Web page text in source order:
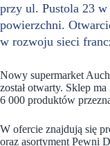
przy ul. Pustola 23
powierzchni.
w rozwoju sieci
Nowy supermarket
został otwarty. Sklep
6 000 produktów
W ofercie znajdują się
oraz asortyment Pewni